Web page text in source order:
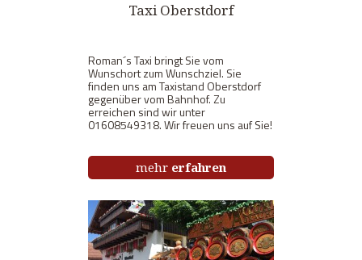
Taxi Oberstdorf
Roman´s Taxi bringt Sie vom
Wunschort zum Wunschziel. Sie
finden uns am Taxistand Oberstdorf
gegenüber vom Bahnhof. Zu
erreichen sind wir unter
01608549318. Wir freuen uns auf Sie!
mehr erfahren